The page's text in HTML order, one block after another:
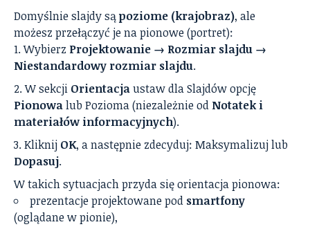
Domyślnie slajdy sąpoziome (krajobraz), ale
możesz przełączyć je na pionowe (portret):
Wybierz Projektowanie → Rozmiar slajdu →
Niestandardowy rozmiar slajdu.
W sekcji Orientacjaustaw dla Slajdów opcję
Pionowalub Pozioma (niezależnie od Notatek i
materiałów informacyjnych).
Kliknij OK, a następnie zdecyduj: Maksymalizuj lub
Dopasuj.
W takich sytuacjach przyda się orientacja pionowa:
prezentacje projektowane pod smartfony
(oglądane w pionie),